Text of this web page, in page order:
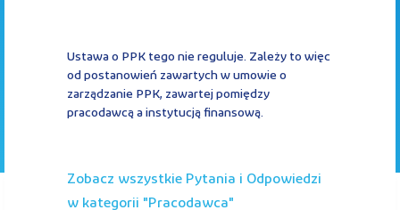
Kalkulator PPK
Ustawa o PPK tego nie reguluje. Zależy to więc
od postanowień zawartych w umowie o
zarządzanie PPK, zawartej pomiędzy
pracodawcą a instytucją finansową.
Zobacz wszystkie Pytania i Odpowiedzi
w kategorii "
pracodawca"